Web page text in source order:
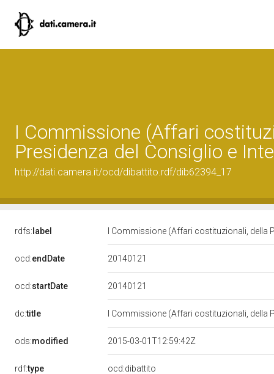
I Commissione (Affari
Presidenza del Consiglio e
http://dati.camera.it/ocd/dibattito.rdf/dib62394_17
rdfs: label I Commissione (Affari costituzionali, della
ocd:endDate 20140121
ocd:startDate 20140121
dc:title I Commissione (Affari costituzionali, della
ods:modified 2015-03-01T12:59:42Z
rdf:type
ocd:dibattito